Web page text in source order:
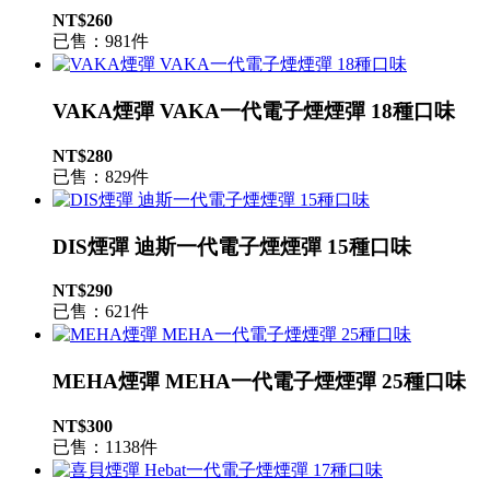
NT$260
已售：981件
VAKA煙彈 VAKA一代電子煙煙彈 18種口味
NT$280
已售：829件
DIS煙彈 迪斯一代電子煙煙彈 15種口味
NT$290
已售：621件
MEHA煙彈 MEHA一代電子煙煙彈 25種口味
NT$300
已售：1138件